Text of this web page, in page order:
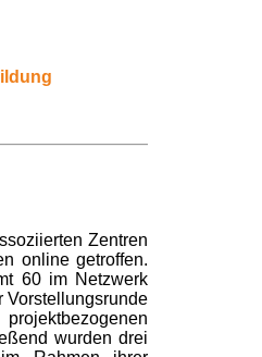
Zentren
online getroffen.
60 im Netzwerk
Vorstellungsrunde
wurden drei